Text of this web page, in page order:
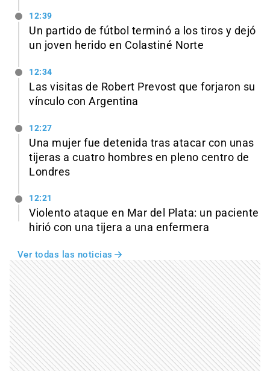
12:39
Un partido de fútbol terminó a los tiros y dejó
un joven herido en Colastiné Norte
12:34
Las visitas de Robert Prevost que forjaron su
vínculo con Argentina
12:27
Una mujer fue detenida tras atacar con unas
tijeras a cuatro hombres en pleno centro de
Londres
12:21
Violento ataque en Mar del Plata: un paciente
hirió con una tijera a una enfermera
Ver todas las noticias